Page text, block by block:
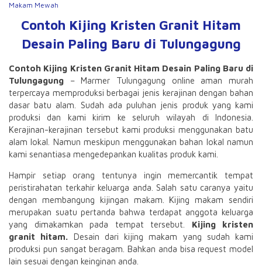
Makam Mewah
Contoh Kijing Kristen Granit Hitam
Desain Paling Baru di Tulungagung
Contoh Kijing Kristen Granit Hitam Desain Paling Baru di
Tulungagung – Marmer Tulungagung online aman murah
terpercaya memproduksi berbagai jenis kerajinan dengan bahan
dasar batu alam. Sudah ada puluhan jenis produk yang kami
produksi dan kami kirim ke seluruh wilayah di Indonesia.
Kerajinan-kerajinan tersebut kami produksi menggunakan batu
alam lokal. Namun meskipun menggunakan bahan lokal namun
kami senantiasa mengedepankan kualitas produk kami.
Hampir setiap orang tentunya ingin memercantik tempat
peristirahatan terkahir keluarga anda. Salah satu caranya yaitu
dengan membangung kijingan makam. Kijing makam sendiri
merupakan suatu pertanda bahwa terdapat anggota keluarga
yang dimakamkan pada tempat tersebut. Kijing kristen
granit hitam. Desain dari kijing makam yang sudah kami
produksi pun sangat beragam. Bahkan anda bisa request model
lain sesuai dengan keinginan anda.